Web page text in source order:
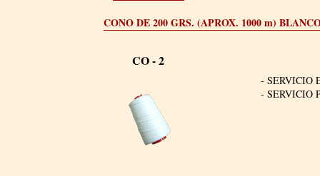
CONO DE 200 GRS. (APROX. 1000 m)
CO - 2
- SERVICIO
- SERVICIO